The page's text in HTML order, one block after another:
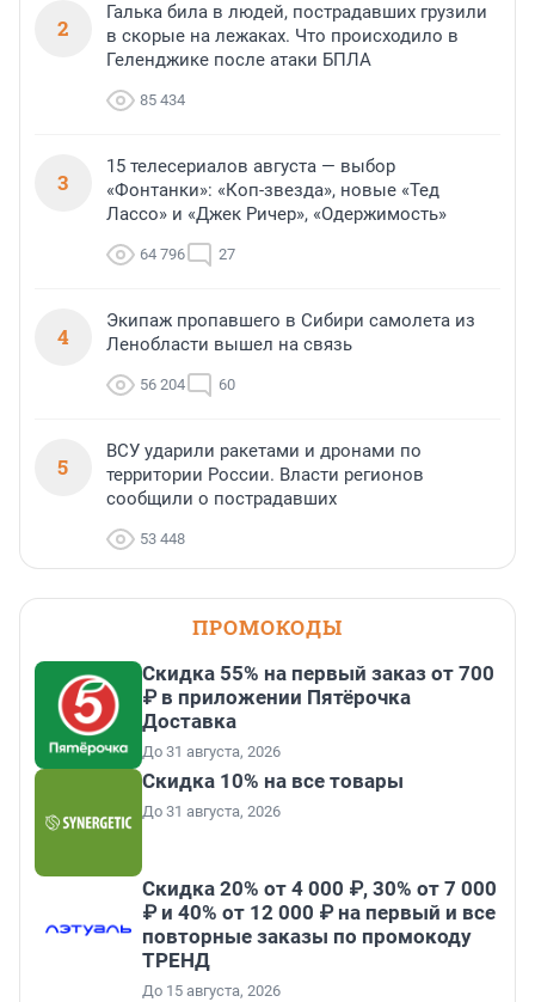
2
Галька била в людей, пострадавших грузили
в скорые на лежаках. Что происходило в
Геленджике после атаки БПЛА
85 434
3
15 телесериалов августа — выбор
«Фонтанки»: «Коп-звезда», новые «Тед
Лассо» и «Джек Ричер», «Одержимость»
64 796 27
4
Экипаж пропавшего в Сибири самолета из
Ленобласти вышел на связь
56 204 60
5
ВСУ ударили ракетами и дронами по
территории России. Власти регионов
сообщили о пострадавших
53 448
ПРОМОКОДЫ
Скидка 55% на первый заказ от 700
₽ в приложении Пятёрочка
Доставка
До 31 августа, 2026
Скидка 10% на все товары
До 31 августа, 2026
Скидка 20% от 4 000 ₽, 30% от 7 000
₽ и 40% от 12 000 ₽ на первый и все
повторные заказы по промокоду
ТРЕНД
До 15 августа, 2026